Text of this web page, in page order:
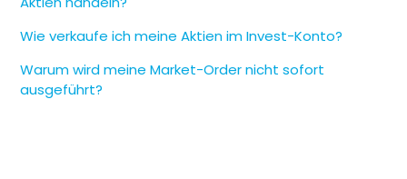
Wie verkaufe ich meine Aktien im Invest-Konto?
Warum wird meine Market-Order nicht sofort
ausgeführt?